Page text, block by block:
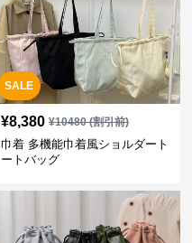
SALE
¥8,380 ¥10480(割引前)
巾着 多機能巾着風ショルダート
ートバッグ